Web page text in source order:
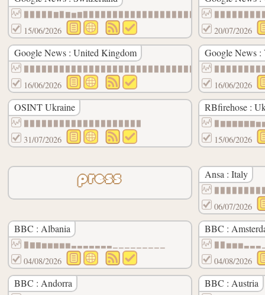
15/06/2026 20/07/2026
Google News : United Kingdom
16/06/2026
Google News :
16/06/2026
OSINT Ukraine
31/07/2026
RBfirehose :
15/06/2026
press Ansa : Italy
06/07/2026
BBC : Albania
▉▇▇▆▆▆▆▆▃▃▃▃▃▃▃▁▁▁▁▁▁▁▁▁
04/08/2026
BBC :
04/08/2026
BBC : Andorra BBC : Austria